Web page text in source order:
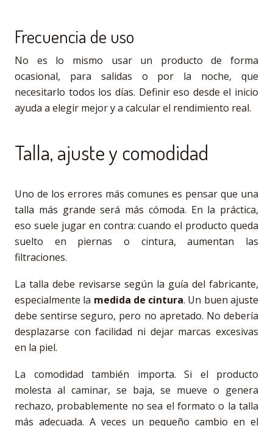
Frecuencia de uso
No es lo mismo usar un producto de forma
ocasional, para salidas o por la noche, que
necesitarlo todos los días. Definir eso desde el inicio
ayuda a elegir mejor y a calcular el rendimiento real.
Talla, ajuste y comodidad
Uno de los errores más comunes es pensar que una
talla más grande será más cómoda. En la práctica,
eso suele jugar en contra: cuando el producto queda
suelto en piernas o cintura, aumentan las
filtraciones.
La talla debe revisarse según la guía del fabricante,
especialmente la medida de cintura. Un buen ajuste
debe sentirse seguro, pero no apretado. No debería
desplazarse con facilidad ni dejar marcas excesivas
en la piel.
La comodidad también importa. Si el producto
molesta al caminar, se baja, se mueve o genera
rechazo, probablemente no sea el formato o la talla
más adecuada. A veces un pequeño cambio en el